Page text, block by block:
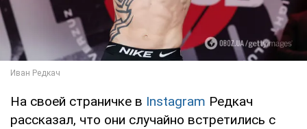
На своей страничке в Instagram Редкач
рассказал, что они случайно встретились с